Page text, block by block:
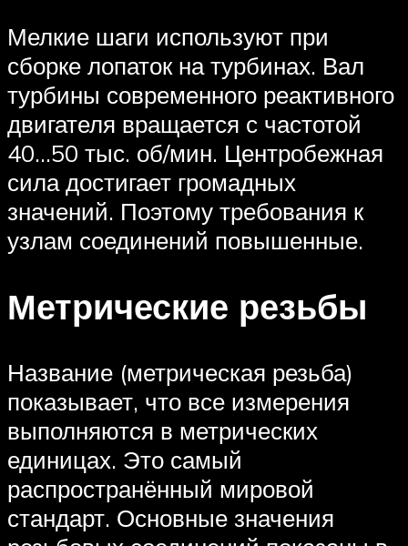
Мелкие шаги используют при
сборке лопаток на турбинах. Вал
турбины современного реактивного
двигателя вращается с частотой
40…50 тыс. об/мин. Центробежная
сила достигает громадных
значений. Поэтому требования к
узлам соединений повышенные.
Метрические резьбы
Название (метрическая резьба)
показывает, что все измерения
выполняются в метрических
единицах. Это самый
распространённый мировой
стандарт. Основные значения